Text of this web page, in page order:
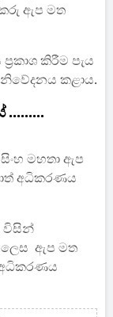
ඇප මත
කිරීම පැය
කළාය.
මහතා ඇප
අධිකරණය
විසින්
ඇප මත
අධිකරණය